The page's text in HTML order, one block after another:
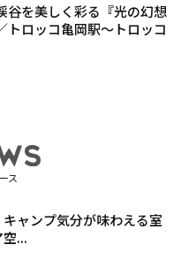
谷を美しく彩る『光の幻想
トロッコ亀岡駅〜トロッコ
ス
ャンプ気分が味わえる室
...